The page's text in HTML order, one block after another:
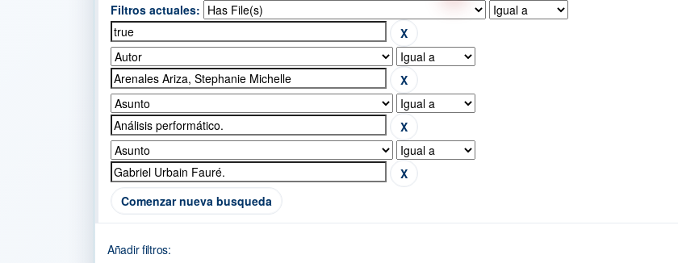
Filtros actuales:
Comenzar nueva busqueda
Añadir filtros: